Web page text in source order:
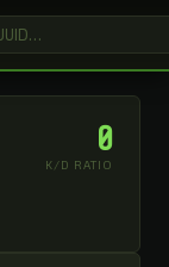
0
K/D RATIO